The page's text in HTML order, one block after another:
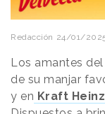
Redacción 24/01/2025
Los amantes
de su manjar
y en Kraft Heinz